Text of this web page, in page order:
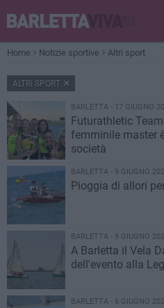
Home Notizie sportive Altri sport
ALTRI SPORT
BARLETTA - 17 GIUGNO
Futurathletic
femminile master
società
BARLETTA - 9 GIUGNO
Pioggia di allori
BARLETTA - 9 GIUGNO
A Barletta il Vela
dell'evento alla
BARLETTA - 6 GIUGNO